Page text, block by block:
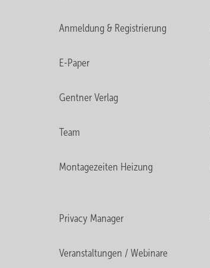
Anmeldung & Registrierung
E-Paper
Gentner Verlag
Team
Montagezeiten Heizung
Privacy Manager
Veranstaltungen / Webinare